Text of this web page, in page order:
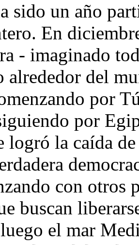
sido un año
En
- imaginado
alrededor del
por
por
logró la caída
con otros
buscan
el mar